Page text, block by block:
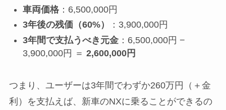
車両価格：6,500,000円
3年後の残価（60%）
：3,900,000円
3年間で支払うべき元金：6,500,000円 −
3,900,000円 ＝ 2,600,000円
つまり、ユーザーは3年間でわずか260万円（＋金
利）を支払えば、新車のNXに乗ることができるの